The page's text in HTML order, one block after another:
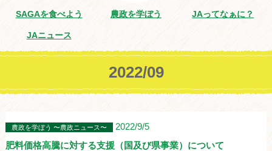
SAGAを食べよう 農政を学ぼう JAってなぁに？
JAニュース
2022/09
農政を学ぼう 〜農政ニュース〜
2022/9/5
肥料価格高騰に対する支援（国及び県事業）について